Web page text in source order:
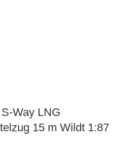
Way LNG
15 m Wildt 1:87